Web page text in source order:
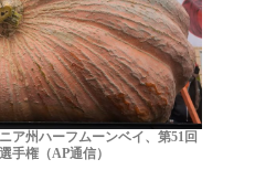
ア州ハーフムーンベイ、第51回
手権（AP通信）